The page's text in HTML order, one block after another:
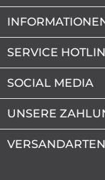
SERVICE
SOCIAL MEDIA
UNSERE
VERSANDARTEN